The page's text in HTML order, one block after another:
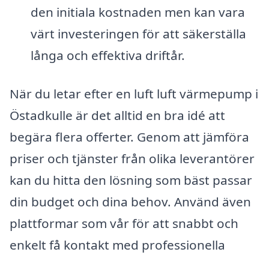
den initiala kostnaden men kan vara
värt investeringen för att säkerställa
långa och effektiva driftår.
När du letar efter en luft luft värmepump i
Östadkulle är det alltid en bra idé att
begära flera offerter. Genom att jämföra
priser och tjänster från olika leverantörer
kan du hitta den lösning som bäst passar
din budget och dina behov. Använd även
plattformar som vår för att snabbt och
enkelt få kontakt med professionella